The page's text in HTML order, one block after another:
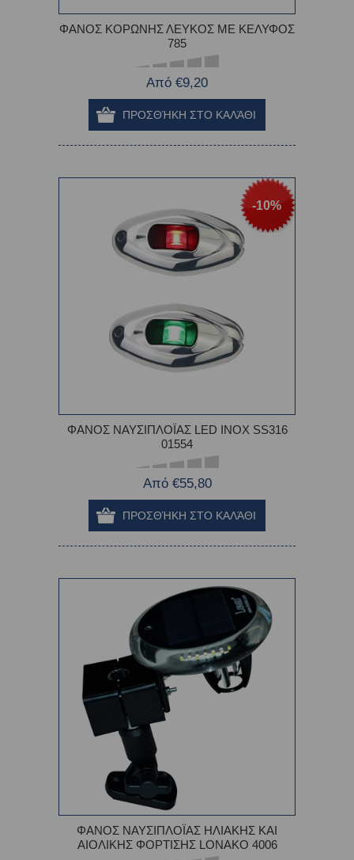
ΦΑΝΟΣ ΚΟΡΩΝΗΣ ΛΕΥΚΟΣ ME ΚΕΛΥΦΟΣ
785
Από €9,20
-10%
ΦΑΝΟΣ ΝΑΥΣΙΠΛΟΪΑΣ LED ΙΝΟΧ SS316
01554
Από €55,80
ΦΑΝΟΣ ΝΑΥΣΙΠΛΟΪΑΣ ΗΛΙΑΚΗΣ ΚΑΙ
ΑΙΟΛΙΚΗΣ ΦΟΡΤΙΣΗΣ LONAKO 4006